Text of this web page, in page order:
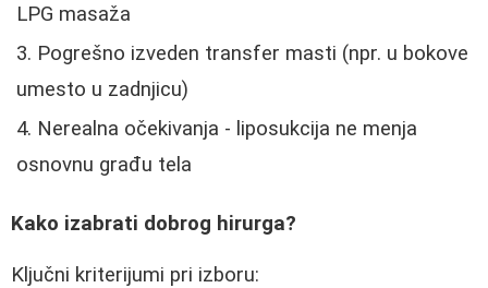
LPG masaža
Pogrešno izveden transfer masti (npr. u bokove
umesto u zadnjicu)
Nerealna očekivanja - liposukcija ne menja
osnovnu građu tela
Kako izabrati dobrog hirurga?
Ključni kriterijumi pri izboru: